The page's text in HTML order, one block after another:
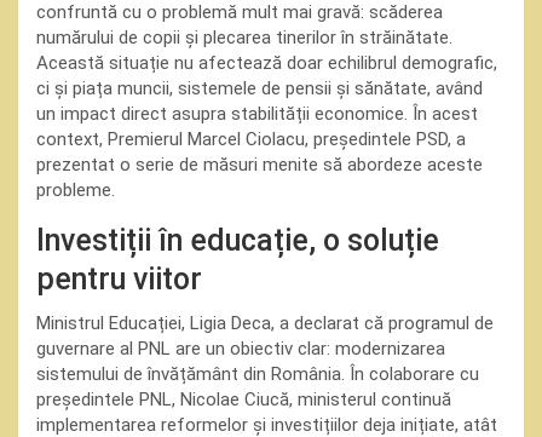
confruntă cu o problemă mult mai gravă: scăderea
numărului de copii și plecarea tinerilor în străinătate.
Această situație nu afectează doar echilibrul demografic,
ci și piața muncii, sistemele de pensii și sănătate, având
un impact direct asupra stabilității economice. În acest
context, Premierul Marcel Ciolacu, președintele PSD, a
prezentat o serie de măsuri menite să abordeze aceste
probleme.
Investiții în educație, o soluție
pentru viitor
Ministrul Educației, Ligia Deca, a declarat că programul de
guvernare al PNL are un obiectiv clar: modernizarea
sistemului de învățământ din România. În colaborare cu
președintele PNL, Nicolae Ciucă, ministerul continuă
implementarea reformelor și investițiilor deja inițiate, atât